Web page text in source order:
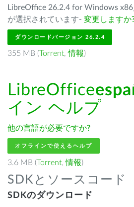
LibreOffice 26.2.4 for Windows
が選択されています- 変更しますか
ダウンロードバージョン 26.2.4
355 MB (Torrent,情報)
LibreOffice
イン ヘルプ
他の言語が必要ですか?
オフラインで使えるヘルプ
3.6 MB (Torrent,情報)
SDKとソースコード
SDKのダウンロード